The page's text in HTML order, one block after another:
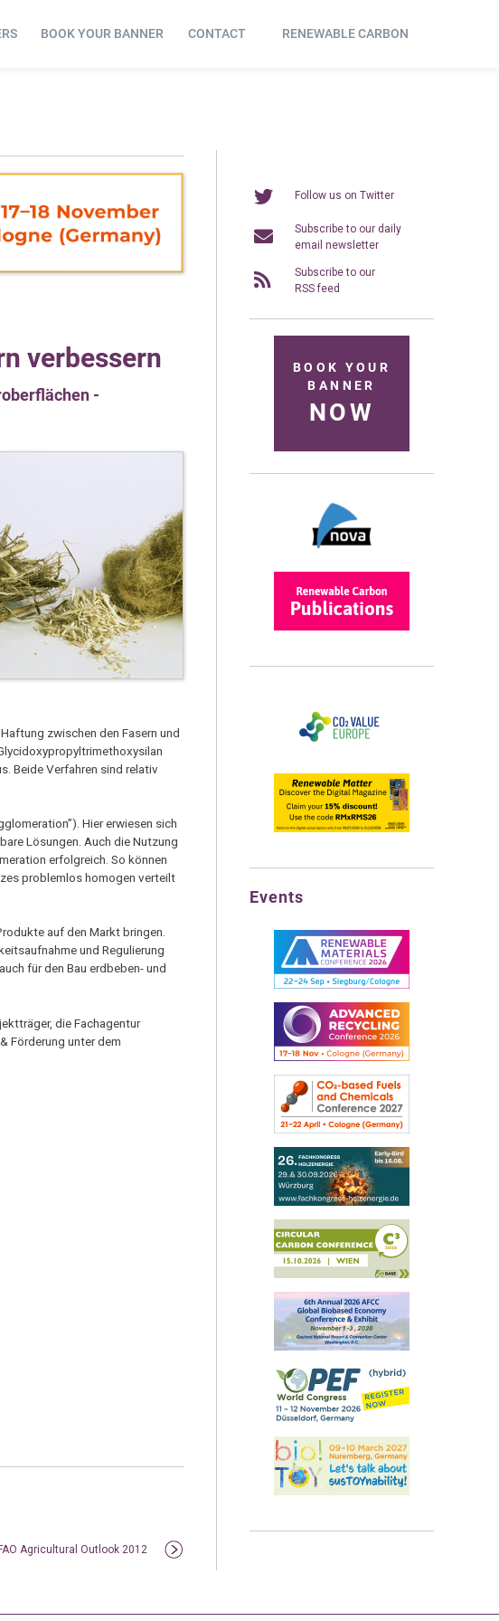
BOOK YOUR BANNER CONTACT RENEWABLE CARBON
verbessern
-
zwischen den Fasern und
Beide Verfahren sind relativ
Hier erwiesen sich
Lösungen. Auch die Nutzung
erfolgreich. So können
problemlos homogen verteilt
auf den Markt bringen.
und Regulierung
für den Bau erdbeben- und
die Fachagentur
Förderung unter dem
Agricultural Outlook 2012
Follow us on Twitter
Subscribe to our daily
email newsletter
Subscribe to our
RSS feed
BOOK YOUR
BANNER
NOW
Events